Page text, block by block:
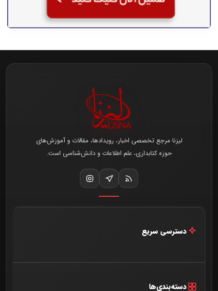
لیزنا مرجع تخصصی اخبار، رویدادها، مقالات و آموزش‌های
حوزه کتابداری، علم اطلاعات و دانش‌شناسی است.
دسترسی سریع
خانه
اخبار و مقالات
دسته‌بندی‌ها